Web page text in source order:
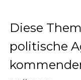
Diese
politische